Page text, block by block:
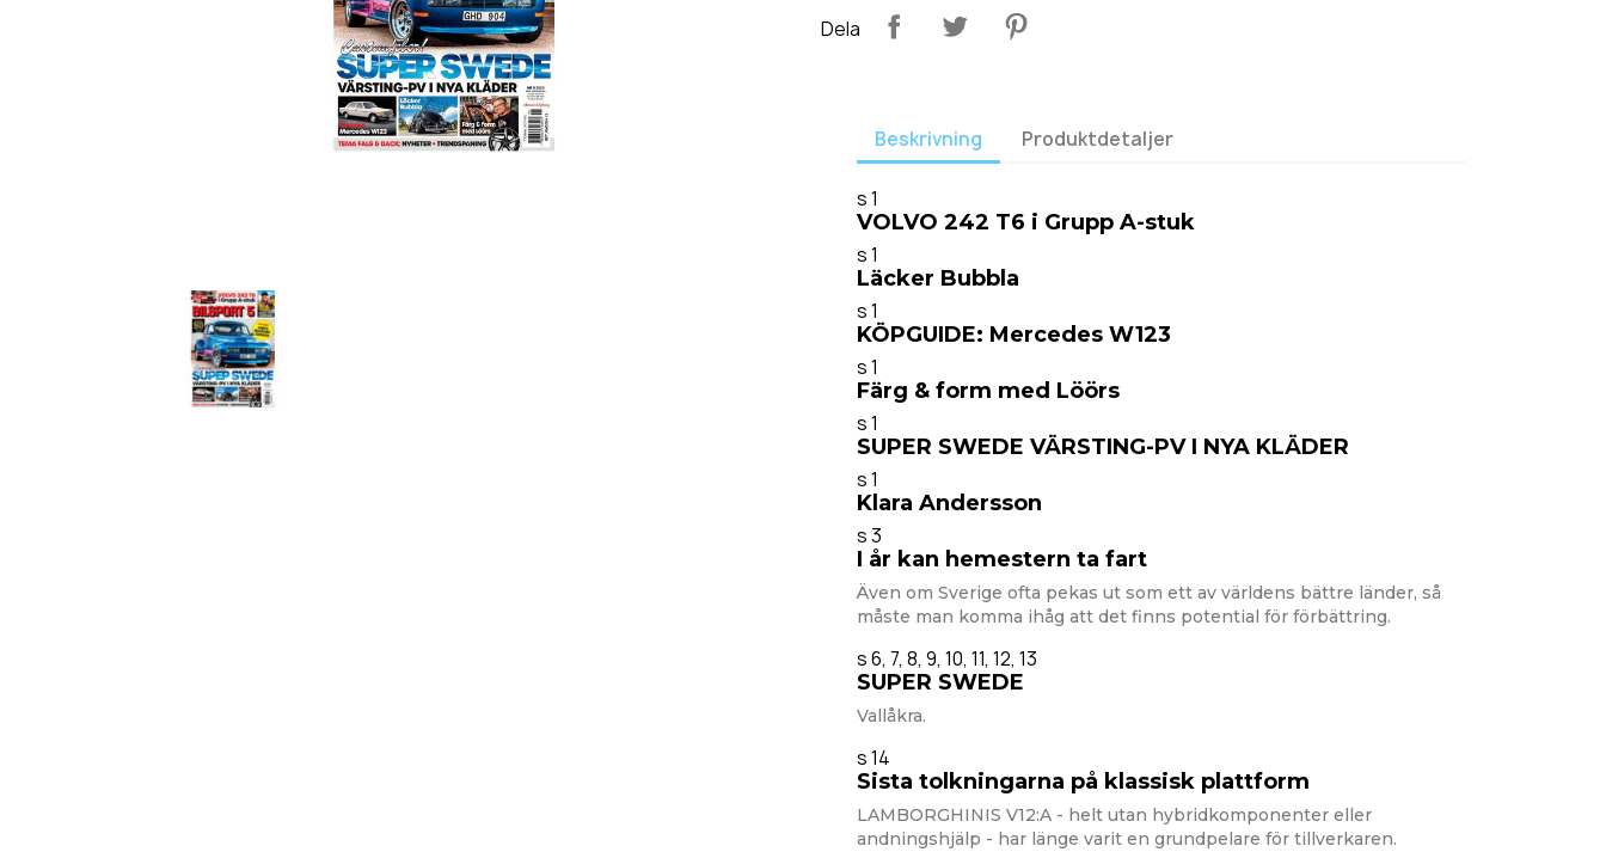
Dela
Beskrivning Produktdetaljer
s 1
VOLVO 242 T6 i Grupp A-stuk
s 1
Läcker Bubbla
s 1
KÖPGUIDE: Mercedes W123
s 1
Färg & form med Löörs
s 1
SUPER SWEDE VÄRSTING-PV I NYA KLÄDER
s 1
Klara Andersson
s 3
I år kan hemestern ta fart
Även om Sverige ofta pekas ut som ett av världens bättre länder, så
måste man komma ihåg att det finns potential för förbättring.
s 6, 7, 8, 9, 10, 11, 12, 13
SUPER SWEDE
Vallåkra.
s 14
Sista tolkningarna på klassisk plattform
LAMBORGHINIS V12:A - helt utan hybridkomponenter eller
andningshjälp - har länge varit en grundpelare för tillverkaren.